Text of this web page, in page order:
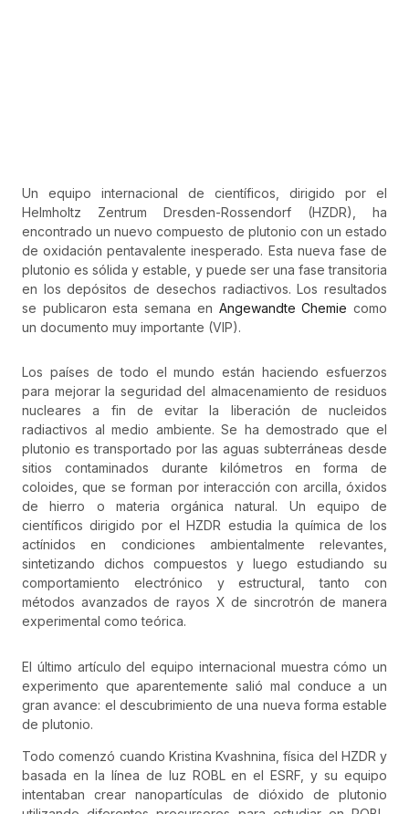
Un equipo internacional de científicos, dirigido por el
Helmholtz Zentrum Dresden-Rossendorf (HZDR), ha
encontrado un nuevo compuesto de plutonio con un estado
de oxidación pentavalente inesperado. Esta nueva fase de
plutonio es sólida y estable, y puede ser una fase transitoria
en los depósitos de desechos radiactivos. Los resultados
se publicaron esta semana en Angewandte Chemie como
un documento muy importante (VIP).
Los países de todo el mundo están haciendo esfuerzos
para mejorar la seguridad del almacenamiento de residuos
nucleares a fin de evitar la liberación de nucleidos
radiactivos al medio ambiente. Se ha demostrado que el
plutonio es transportado por las aguas subterráneas desde
sitios contaminados durante kilómetros en forma de
coloides, que se forman por interacción con arcilla, óxidos
de hierro o materia orgánica natural. Un equipo de
científicos dirigido por el HZDR estudia la química de los
actínidos en condiciones ambientalmente relevantes,
sintetizando dichos compuestos y luego estudiando su
comportamiento electrónico y estructural, tanto con
métodos avanzados de rayos X de sincrotrón de manera
experimental como teórica.
El último artículo del equipo internacional muestra cómo un
experimento que aparentemente salió mal conduce a un
gran avance: el descubrimiento de una nueva forma estable
de plutonio.
Todo comenzó cuando Kristina Kvashnina, física del HZDR y
basada en la línea de luz ROBL en el ESRF, y su equipo
intentaban crear nanopartículas de dióxido de plutonio